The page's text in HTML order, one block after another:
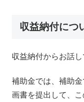
収益納付につ
収益納付からお話し
補助金では、補助
画書を提出して、